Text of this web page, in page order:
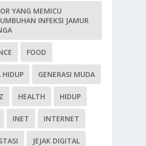
YANG MEMICU
INFEKSI JAMUR
FOOD
HIDUP GENERASI MUDA
HEALTH HIDUP
INET INTERNET
JEJAK DIGITAL